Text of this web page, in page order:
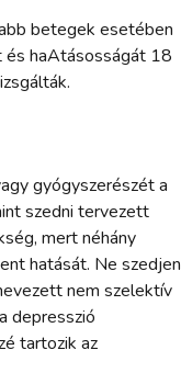
betegek esetében
és haAtásosságát 18
gyógyszerészét a
szedni tervezett
mert néhány
hatását. Ne szedjen
nem szelektív
depresszió
tartozik az